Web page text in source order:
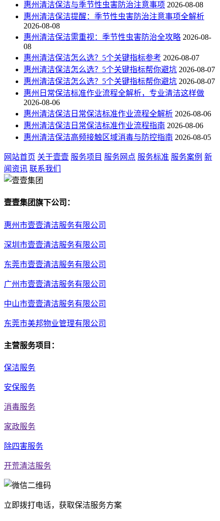
惠州清洁保洁与季节性虫害防治注意事项 2026-08-08
惠州清洁保洁提醒：季节性虫害防治注意事项全解析
2026-08-08
惠州清洁保洁需重视：季节性虫害防治全攻略 2026-08-
08
惠州清洁保洁怎么选？5个关键指标参考 2026-08-07
惠州清洁保洁怎么选？5个关键指标帮你避坑 2026-08-07
惠州清洁保洁怎么选？5个关键指标帮你避坑 2026-08-07
惠州日常保洁标准作业流程全解析，专业清洁这样做
2026-08-06
惠州清洁保洁日常保洁标准作业流程全解析 2026-08-06
惠州清洁保洁日常保洁标准作业流程指南 2026-08-06
惠州清洁保洁高频接触区域消毒与防控指南 2026-08-05
网站首页 关于壹壹 服务项目 服务网点 服务标准 服务案例 新
闻资讯 联系我们
壹壹集团旗下公司：
惠州市壹壹清洁服务有限公司
深圳市壹壹清洁服务有限公司
东莞市壹壹清洁服务有限公司
广州市壹壹清洁服务有限公司
中山市壹壹清洁服务有限公司
东莞市美邦物业管理有限公司
主营服务项目：
保洁服务
安保服务
消毒服务
家政服务
除四害服务
开荒清洁服务
立即拨打电话，获取保洁服务方案